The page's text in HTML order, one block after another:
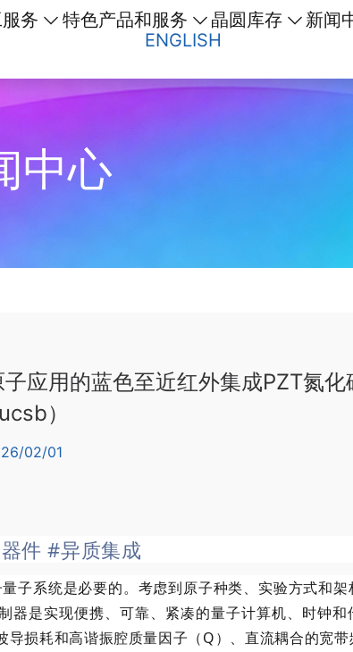
务 特色产品和服务 晶圆库存 新闻
ENGLISH
中心
应用的蓝色至近红外集成PZT氮化
ucsb）
02/01
件 #异质集成
子系统是必要的。考虑到原子种类、实验方式和
是实现便携、可靠、紧凑的量子计算机、时钟和
损耗和高谐振腔质量因子（Q）、直流耦合的宽